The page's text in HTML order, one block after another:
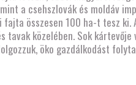
a csehszlovák és moldáv
összesen 100 ha-t tesz
közelében. Sok kártevője
öko gazdálkodást